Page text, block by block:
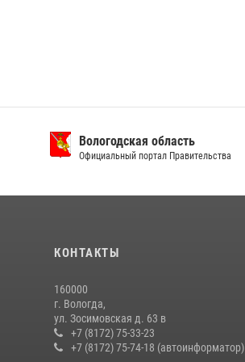
Вологодская область
Официальный портал Правительства
КОНТАКТЫ
160000
г. Вологда,
ул. Зосимовская д. 63 в
+7 (8172) 75-33-23
+7 (8172) 75-74-18 (автоинформатор)